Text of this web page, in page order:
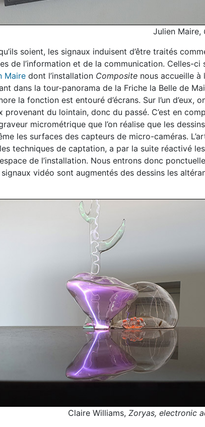
Julien Maire,
soient, les signaux induisent d’être traités
de l’information et de la communication. Celles-
Maire dont l’installation Composite nous accueille à
dans la tour-panorama de la Friche la Belle de
la fonction est entouré d’écrans. Sur l’un d’eux,
provenant du lointain, donc du passé. C’est en
micrométrique que l’on réalise que les
les surfaces des capteurs de micro-caméras.
techniques de captation, a par la suite réactivé
de l’installation. Nous entrons donc
vidéo sont augmentés des dessins les
Claire Williams, Zoryas, electronic